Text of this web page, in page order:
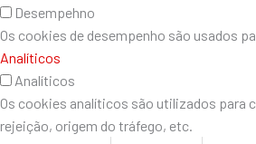
Desempehno
Os cookies de desempenho são usados
Analíticos
Analíticos
Os cookies analíticos são utilizados para
rejeição, origem do tráfego, etc.